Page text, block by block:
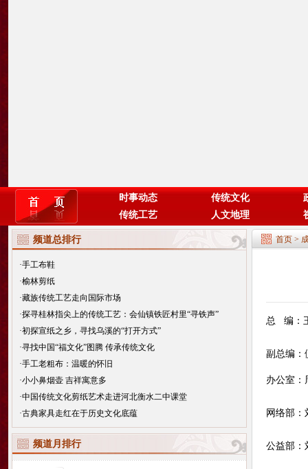
时事动态 传统文化
传统工艺
人文地理
频道总排行
·手工布鞋
·榆林剪纸
·藏族传统工艺走向国际市场
·探寻桂林指尖上的传统工艺：会仙镇铁匠村里“寻铁声”
·初探宣纸之乡，寻找乌溪的“打开方式”
·寻找中国“福文化”图腾 传承传统文化
·手工老粗布：温暖的怀旧
·小小鼻烟壶 吉祥寓意多
·中国传统文化剪纸艺术走进河北衡水二中课堂
·古典家具走红在于历史文化底蕴
频道月排行
首页>
总   编：
副总编
办公室：
公益部：